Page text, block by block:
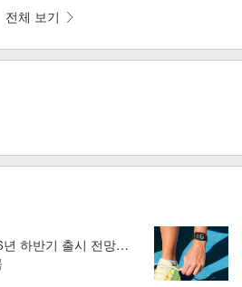
전체 보기
하반기 출시 전망…